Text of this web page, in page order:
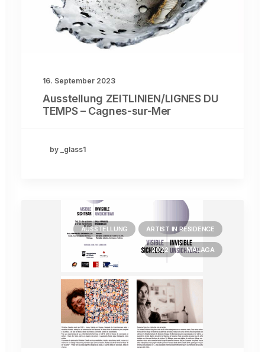
16. September 2023
Ausstellung ZEITLINIEN/LIGNES DU
TEMPS – Cagnes-sur-Mer
by _glass1
AUSSTELLUNG ARTIST IN RESIDENCE
2022 MÁLAGA